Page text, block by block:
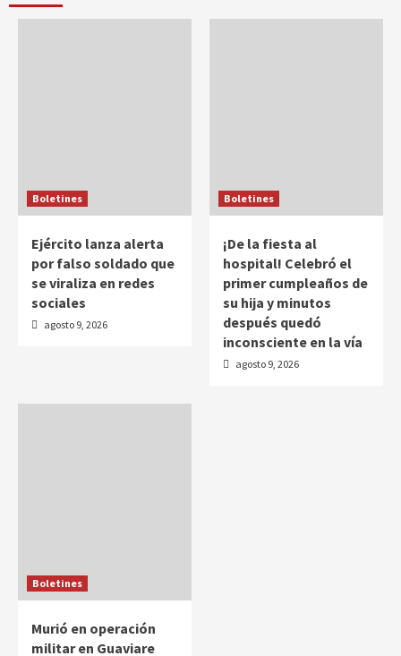
Boletines
Ejército lanza alerta
por falso soldado que
se viraliza en redes
sociales
agosto 9, 2026
Boletines
¡De la fiesta al
hospital! Celebró el
primer cumpleaños de
su hija y minutos
después quedó
inconsciente en la vía
agosto 9, 2026
Boletines
Murió en operación
militar en Guaviare